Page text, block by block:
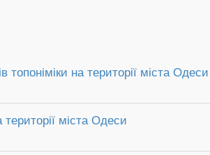
на території міста Одеси
міста Одеси